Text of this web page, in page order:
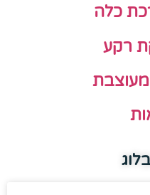
כלה
רקע